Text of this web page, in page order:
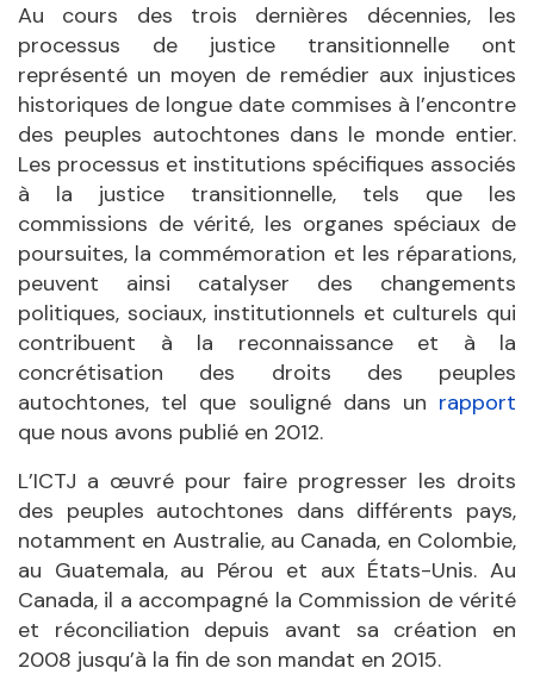
Au cours des trois dernières décennies, les
processus de justice transitionnelle ont
représenté un moyen de remédier aux injustices
historiques de longue date commises à l’encontre
des peuples autochtones dans le monde entier.
Les processus et institutions spécifiques associés
à la justice transitionnelle, tels que les
commissions de vérité, les organes spéciaux de
poursuites, la commémoration et les réparations,
peuvent ainsi catalyser des changements
politiques, sociaux, institutionnels et culturels qui
contribuent à la reconnaissance et à la
concrétisation des droits des peuples
autochtones, tel que souligné dans un rapport
que nous avons publié en 2012.
L’ICTJ a œuvré pour faire progresser les droits
des peuples autochtones dans différents pays,
notamment en Australie, au Canada, en Colombie,
au Guatemala, au Pérou et aux États-Unis. Au
Canada, il a accompagné la Commission de vérité
et réconciliation depuis avant sa création en
2008 jusqu’à la fin de son mandat en 2015.